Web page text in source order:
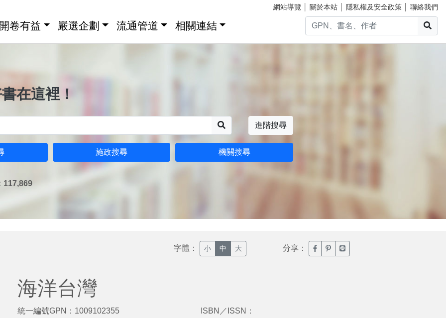
網站導覽 關於本站 隱私權及安全政策 聯絡我們
卷有益 嚴選企劃 流通管道 相關連結
在這裡！
進階搜尋
施政搜尋 機關搜尋
117,869
字體： 小 中 大 分享： 臉書分享(另開新視窗)
噗浪分享(另開新視窗)
Line分享(另開新視窗)
海洋台灣
統一編號GPN：1009102355
ISBN／ISSN：